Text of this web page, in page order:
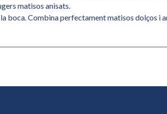
matisos anisats.
boca. Combina perfectament matisos dolços i